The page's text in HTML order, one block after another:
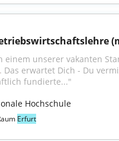
einem unserer vakanten
. Das erwartet Dich - Du
fundierte..."
Hochschule
Erfurt